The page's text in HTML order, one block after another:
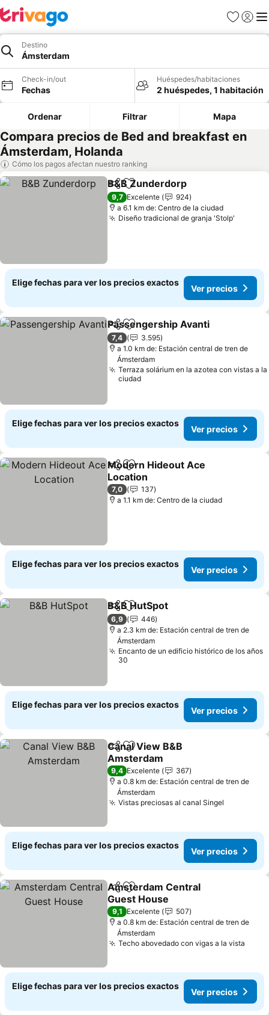
Favoritos
Iniciar
Destino
Ámsterdam
Check-in/out
Fechas
Huéspedes/habitaciones
2 huéspedes, 1 habitación
Ordenar Filtrar Mapa
Compara precios de Bed and breakfast en
Ámsterdam, Holanda
Cómo los pagos afectan nuestro ranking
CompartirAgregar a favoritos
B&B Zunderdorp
9,7 Excelente
924
a 6.1 km de: Centro de la ciudad
Diseño tradicional de granja 'Stolp'
Elige fechas para ver los precios exactos
Ver precios
CompartirAgregar a favoritos
Passengership Avanti
7,4
3.595
a 1.0 km de: Estación central de tren de
Ámsterdam
Terraza solárium en la azotea con vistas a la
ciudad
Elige fechas para ver los precios exactos
Ver precios
CompartirAgregar a favoritos
Modern Hideout Ace
Location
7,0
137
a 1.1 km de: Centro de la ciudad
Elige fechas para ver los precios exactos
Ver precios
CompartirAgregar a favoritos
B&B HutSpot
6,9
446
a 2.3 km de: Estación central de tren de
Ámsterdam
Encanto de un edificio histórico de los años
30
Elige fechas para ver los precios exactos
Ver precios
CompartirAgregar a favoritos
Canal View B&B
Amsterdam
9,4 Excelente
367
a 0.8 km de: Estación central de tren de
Ámsterdam
Vistas preciosas al canal Singel
Elige fechas para ver los precios exactos
Ver precios
CompartirAgregar a favoritos
Amsterdam Central
Guest House
9,1 Excelente
507
a 0.8 km de: Estación central de tren de
Ámsterdam
Techo abovedado con vigas a la vista
Elige fechas para ver los precios exactos
Ver precios